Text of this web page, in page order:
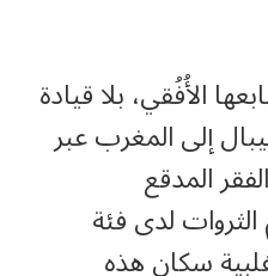
الأُفُقي، بلا قيادة
إلى المغرب عبر
المدقع
لدى فئة
سكان هذه